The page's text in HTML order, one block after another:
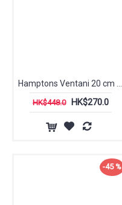
HK$448.0 HK$270.0
-45 %